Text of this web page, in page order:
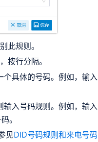
此规则。
按行分隔。
具体的号码。例如，输入
入号码规则。例如，输入
。
见DID号码规则和来电号码